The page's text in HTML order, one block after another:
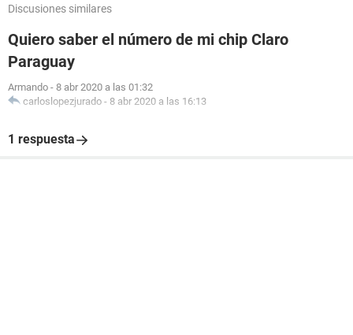
Discusiones similares
Quiero saber el número de mi chip Claro
Paraguay
Armando - 8 abr 2020 a las 01:32
carloslopezjurado - 8 abr 2020 a las 16:13
1 respuesta